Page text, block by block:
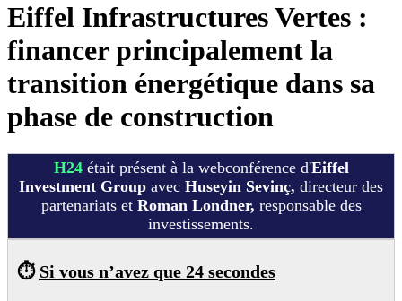
Eiffel Infrastructures Vertes :
financer principalement la
transition énergétique dans sa
phase de construction
H24 était présent à la webconférence d'Eiffel
Investment Group avec Huseyin Sevinç, directeur des
partenariats etRoman Londner, responsable des
investissements.
⏱️ Si vous n’avez que 24 secondes